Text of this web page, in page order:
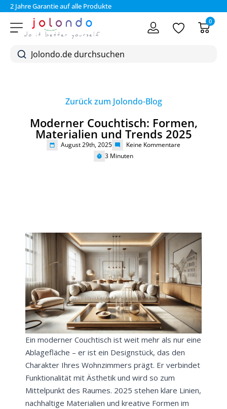
2 Jahre Garantie auf alle Produkte
0
Zurück zum Jolondo-Blog
Moderner Couchtisch: Formen,
Materialien und Trends 2025
August 29th, 2025
Keine Kommentare
3 Minuten
Ein moderner Couchtisch ist weit mehr als nur eine
Ablagefläche – er ist ein Designstück, das den
Charakter Ihres Wohnzimmers prägt. Er verbindet
Funktionalität mit Ästhetik und wird so zum
Mittelpunkt des Raumes. 2025 stehen klare Linien,
nachhaltige Materialien und kreative Formen im